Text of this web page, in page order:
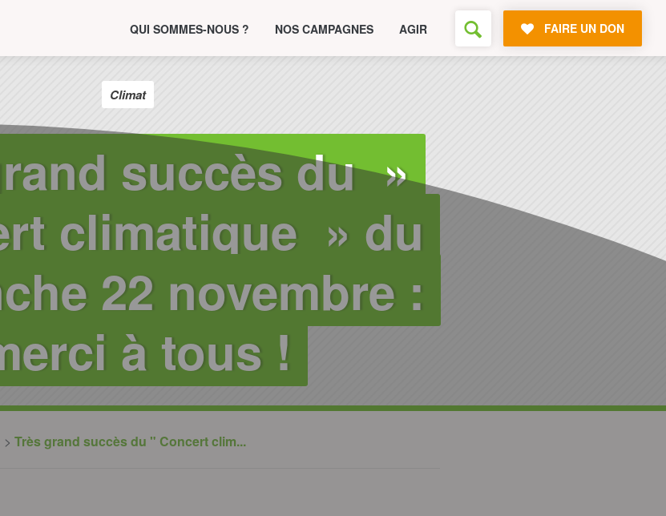
QUI SOMMES-NOUS ? NOS CAMPAGNES AGIR FAIRE UN DON
Climat
succès du »
climatique » du
22 novembre :
à tous !
Très grand succès du " Concert clim...